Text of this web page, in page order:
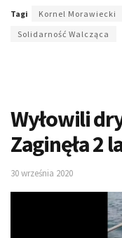
Tagi Kornel Morawiecki
Solidarność Walcząca
Wyłowili
Zaginęła 2
30 września 2020